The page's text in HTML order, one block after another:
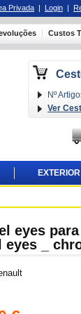
Privada | Login |
Custos
Nº
Ver
EXTERIOR
eyes
eyes _